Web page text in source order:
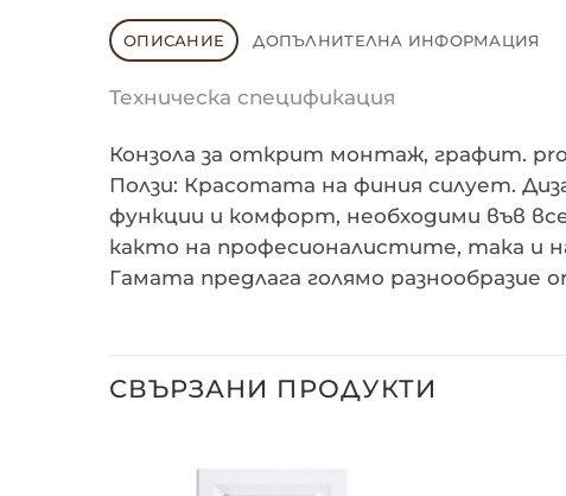
ОПИСАНИЕ ДОПЪЛНИТЕЛНА ИНФОРМАЦИЯ
Техническа спецификация
Конзола за открит монтаж, графит.
Ползи: Красотата на финия силует.
функции и комфорт, необходими във
както на професионалистите, така и
Гамата предлага голямо разнообразие
СВЪРЗАНИ ПРОДУКТИ